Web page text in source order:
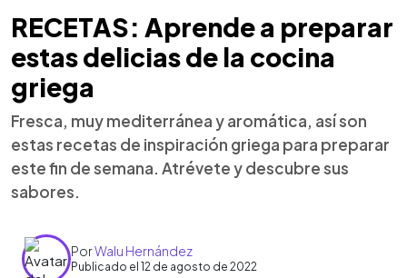
RECETAS: Aprende a preparar
estas delicias de la cocina
griega
Fresca, muy mediterránea y aromática, así son
estas recetas de inspiración griega para preparar
este fin de semana. Atrévete y descubre sus
sabores.
PorWalu Hernández
Publicado el 12 de agosto de 2022